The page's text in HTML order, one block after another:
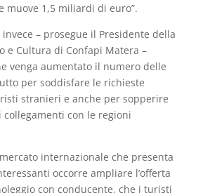
muove 1,5 miliardi di euro”.
invece – prosegue il Presidente della
e Cultura di Confapi Matera –
venga aumentato il numero delle
per soddisfare le richieste
stranieri e anche per sopperire
collegamenti con le regioni
internazionale che presenta
occorre ampliare l’offerta
con conducente, che i turisti